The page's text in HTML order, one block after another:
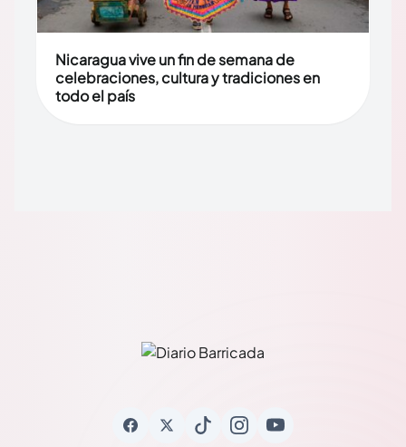
Nicaragua vive un fin de semana de
celebraciones, cultura y tradiciones en
todo el país